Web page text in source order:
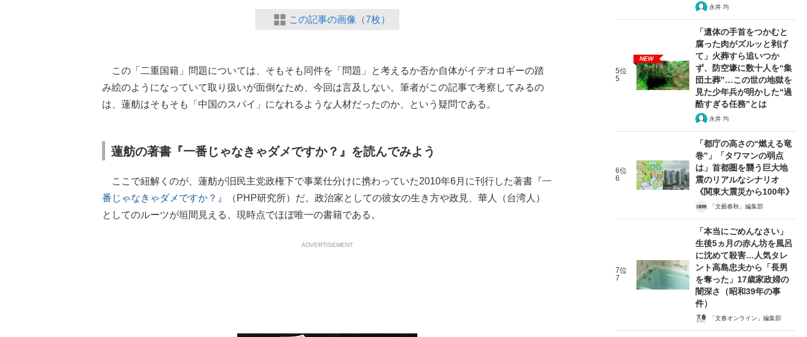
この記事の画像（7枚）
この「二重国籍」問題については、そもそも同件を「問題」と考えるか否か自体がイデオロギーの踏
み絵のようになっていて取り扱いが面倒なため、今回は言及しない。筆者がこの記事で考察してみるの
は、蓮舫はそもそも「中国のスパイ」になれるような人材だったのか、という疑問である。
蓮舫の著書『一番じゃなきゃダメですか？』を読んでみよう
ここで紐解くのが、蓮舫が旧民主党政権下で事業仕分けに携わっていた2010年6月に刊行した著書『一
番じゃなきゃダメですか？ 』（PHP研究所）だ。政治家としての彼女の生き方や政見、華人（台湾人）
としてのルーツが垣間見える、現時点でほぼ唯一の書籍である。
ADVERTISEMENT
永井 均
5位
5
NEW
「遺体の手首をつかむと
腐った肉がズルッと剥げ
て」火葬すら追いつか
ず、防空壕に数十人を“集
団土葬”…この世の地獄を
見た少年兵が明かした“過
酷すぎる任務”とは
永井 均
6位
6
「都庁の高さの“燃える竜
巻”」「タワマンの弱点
は」首都圏を襲う巨大地
震のリアルなシナリオ
《関東大震災から100年》
「文藝春秋」編集部
7位
7
「本当にごめんなさい」
生後5ヵ月の赤ん坊を風呂
に沈めて殺害…人気タレ
ント高島忠夫から「長男
を奪った」17歳家政婦の
闇深さ（昭和39年の事
件）
「文春オンライン」編集部